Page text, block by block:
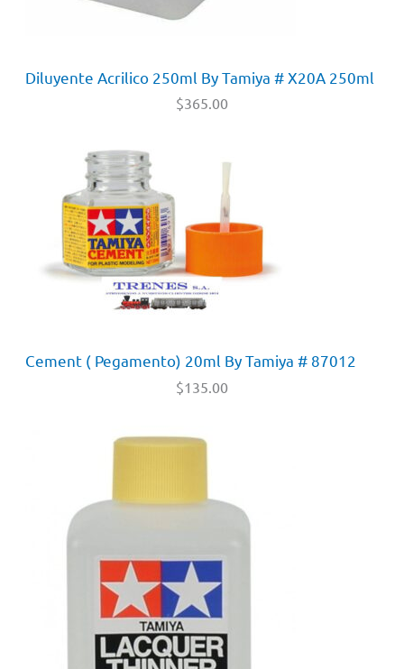
Diluyente Acrilico 250ml By Tamiya # X20A 250ml
$365.00
Cement ( Pegamento) 20ml By Tamiya # 87012
$135.00